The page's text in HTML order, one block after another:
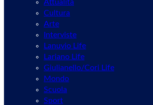
Attualità
Cultura
Arte
Interviste
Lanuvio Life
Lariano Life
Giulianello/Cori Life
Mondo
Scuola
Sport